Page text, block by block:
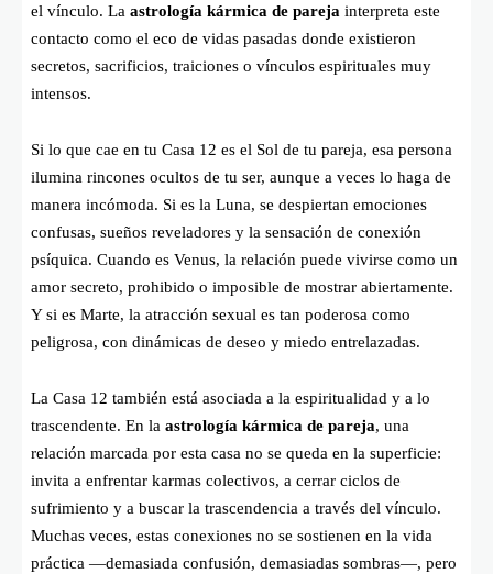
el vínculo. La astrología kármica de pareja interpreta este
contacto como el eco de vidas pasadas donde existieron
secretos, sacrificios, traiciones o vínculos espirituales muy
intensos.
Si lo que cae en tu Casa 12 es el Sol de tu pareja, esa persona
ilumina rincones ocultos de tu ser, aunque a veces lo haga de
manera incómoda. Si es la Luna, se despiertan emociones
confusas, sueños reveladores y la sensación de conexión
psíquica. Cuando es Venus, la relación puede vivirse como un
amor secreto, prohibido o imposible de mostrar abiertamente.
Y si es Marte, la atracción sexual es tan poderosa como
peligrosa, con dinámicas de deseo y miedo entrelazadas.
La Casa 12 también está asociada a la espiritualidad y a lo
trascendente. En la astrología kármica de pareja, una
relación marcada por esta casa no se queda en la superficie:
invita a enfrentar karmas colectivos, a cerrar ciclos de
sufrimiento y a buscar la trascendencia a través del vínculo.
Muchas veces, estas conexiones no se sostienen en la vida
práctica —demasiada confusión, demasiadas sombras—, pero